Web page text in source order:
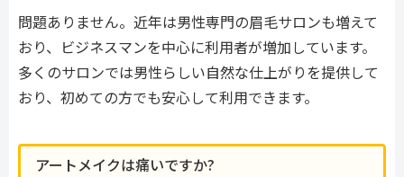
問題ありません。近年は男性専門の眉毛サロンも増えて
おり、ビジネスマンを中心に利用者が増加しています。
多くのサロンでは男性らしい自然な仕上がりを提供して
おり、初めての方でも安心して利用できます。
アートメイクは痛いですか?